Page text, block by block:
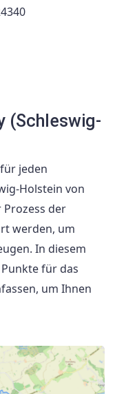
(Schleswig-
jeden
Holstein von
der
werden, um
In diesem
für das
um Ihnen